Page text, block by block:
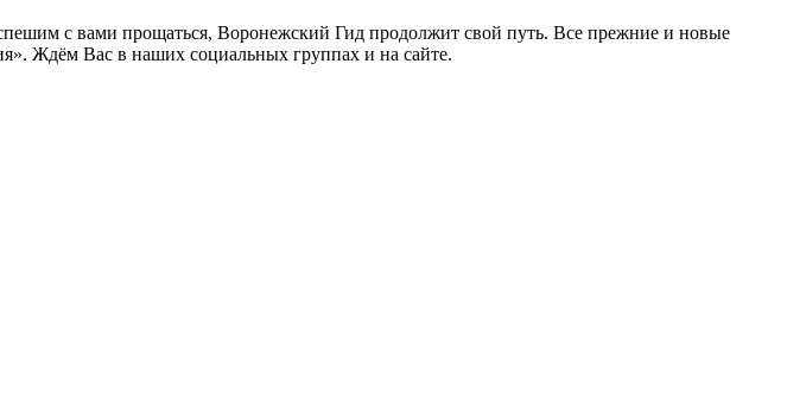
с вами прощаться, Воронежский Гид продолжит свой путь. Все прежние и новые
Ждём Вас в наших социальных группах и на сайте.